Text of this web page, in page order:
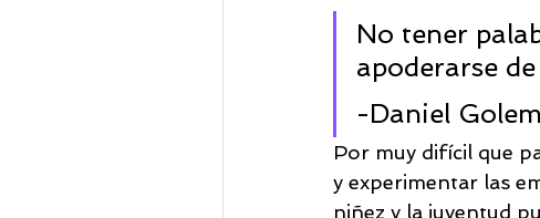
No tener
apoderarse
-Daniel
Por muy difícil que
y experimentar las
niñez y la juventud